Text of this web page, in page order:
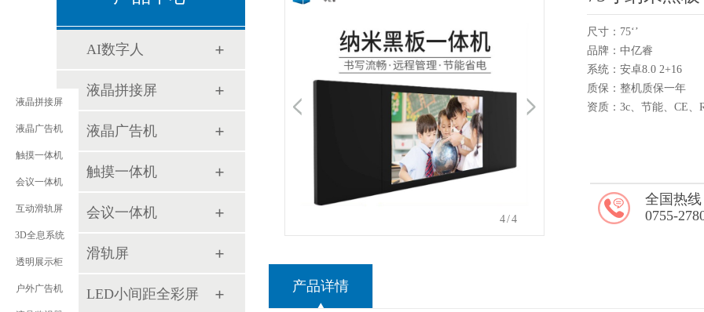
AI数字人
液晶拼接屏
液晶广告机
触摸一体机
会议一体机
滑轨屏
LED小间距全彩屏
1/4
尺寸：75‘’
品牌：中亿睿
系统：安卓8.0 2+16
质保：整机质保一年
资质：3c、节能、CE、
全国热线
0755-
产品详情
液晶拼接屏
液晶广告机
触摸一体机
会议一体机
互动滑轨屏
3D全息系统
透明展示柜
户外广告机